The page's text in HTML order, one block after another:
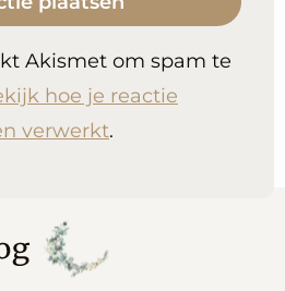
Akismet om spam te
hoe je reactie
verwerkt.